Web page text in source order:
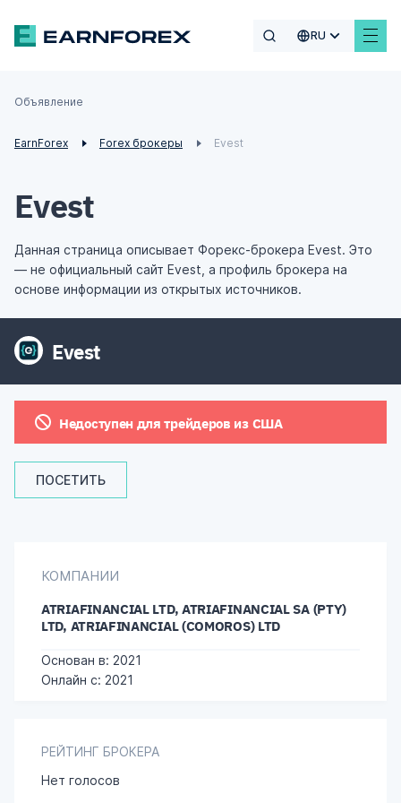
RU
Объявление
EarnForex Forex брокеры Evest
Evest
Данная страница описывает Форекс-брокера Evest. Это
— не официальный сайт Evest, а профиль брокера на
основе информации из открытых источников.
Evest
Недоступен для трейдеров из США
ПОСЕТИТЬ
КОМПАНИИ
ATRIAFINANCIAL LTD, ATRIAFINANCIAL SA (PTY)
LTD, ATRIAFINANCIAL (COMOROS) LTD
Основан в: 2021
Онлайн с: 2021
РЕЙТИНГ БРОКЕРА
Нет голосов